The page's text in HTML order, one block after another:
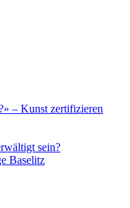
– Kunst zertifizieren
sein?
Baselitz